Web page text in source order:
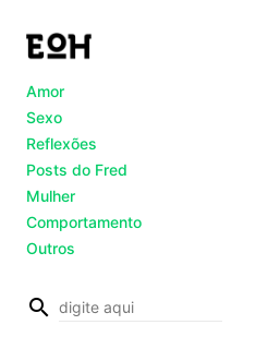
Amor
Sexo
Reflexões
Posts do Fred
Mulher
Comportamento
Outros
busca